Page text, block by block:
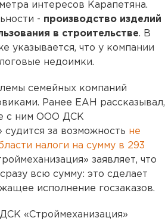
интересов Карапетяна.
- производство изделий
в строительстве. В
указывается, что у компании
недоимки.
семейных компаний
Ранее ЕАН рассказывал,
с ним ООО ДСК
судится за возможность не
налоги на сумму в 293
заявляет, что
всю сумму: это сделает
исполнение госзаказов.
«Строймеханизация»